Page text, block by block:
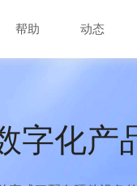
帮助 动态
字化产